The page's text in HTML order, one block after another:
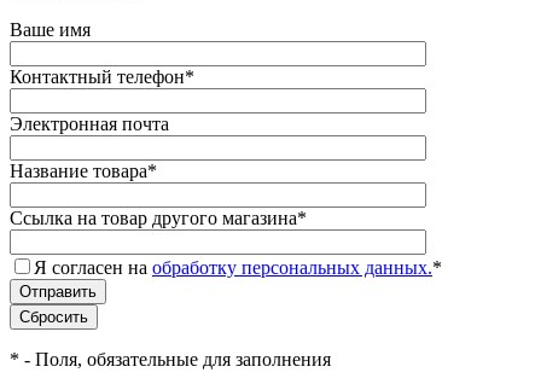
Ваше имя
Контактный телефон*
Электронная почта
Название товара*
Ссылка на товар другого магазина*
Я согласен на обработку персональных данных.*
* - Поля, обязательные для заполнения